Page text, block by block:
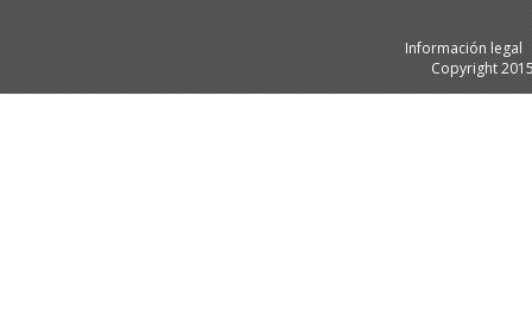
Información legal
Copyright